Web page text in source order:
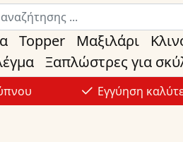
Topper Μαξιλάρι
Ξαπλώστρες για
Εγγύηση